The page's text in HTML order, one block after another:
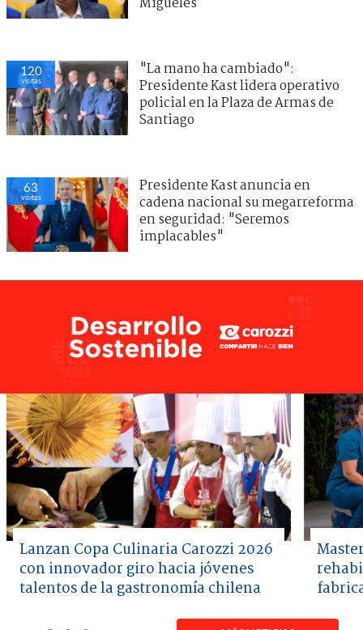
120
visitas
"La mano ha cambiado":
Presidente Kast lidera operativo
policial en la Plaza de Armas de
Santiago
63
visitas
Presidente Kast anuncia en
cadena nacional su megarreforma
en seguridad: "Seremos
implacables"
Lanzan Copa Culinaria Carozzi 2026
con innovador giro hacia jóvenes
talentos de la gastronomía chilena